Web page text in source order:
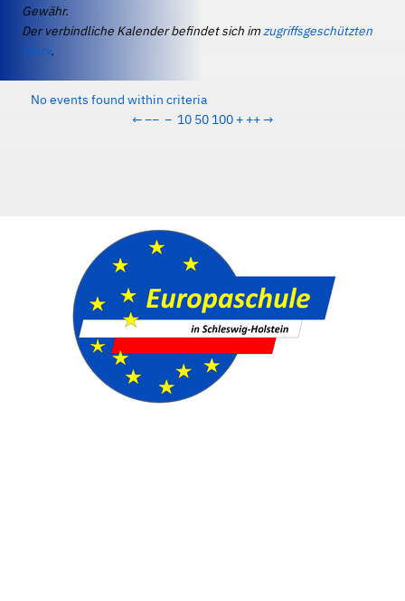
Gewähr.
Der verbindliche Kalender befindet sich imzugriffsgeschützten
IServ.
No events found within criteria
← −− − 10 50 100 + ++→